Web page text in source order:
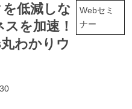
Webセミ
ナー
を低減しな
を加速！
わかりウ